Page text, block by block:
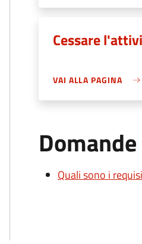
Cessare
VAI ALLA PAGINA
Quali sono i